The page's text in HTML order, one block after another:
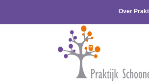
Over